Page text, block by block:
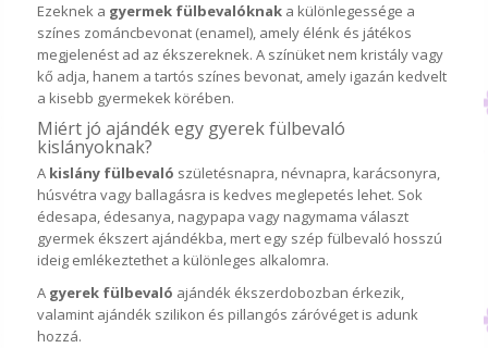
Ezeknek a gyermek fülbevalóknak a különlegessége a
színes zománcbevonat (enamel), amely élénk és játékos
megjelenést ad az ékszereknek. A színüket nem kristály vagy
kő adja, hanem a tartós színes bevonat, amely igazán kedvelt
a kisebb gyermekek körében.
Miért jó ajándék egy gyerek fülbevaló
kislányoknak?
A kislány fülbevaló születésnapra, névnapra, karácsonyra,
húsvétra vagy ballagásra is kedves meglepetés lehet. Sok
édesapa, édesanya, nagypapa vagy nagymama választ
gyermek ékszert ajándékba, mert egy szép fülbevaló hosszú
ideig emlékeztethet a különleges alkalomra.
A gyerek fülbevaló ajándék ékszerdobozban érkezik,
valamint ajándék szilikon és pillangós záróvéget is adunk
hozzá.